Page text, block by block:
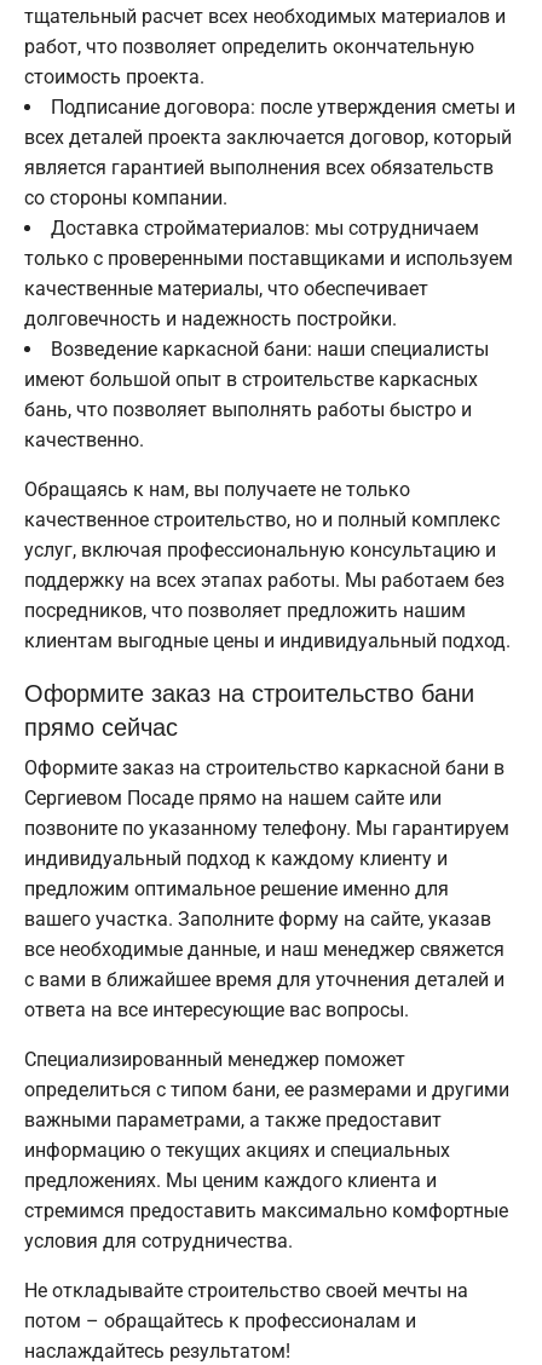
тщательный расчет всех необходимых материалов и
работ, что позволяет определить окончательную
стоимость проекта.
Подписание договора: после утверждения сметы и
всех деталей проекта заключается договор, который
является гарантией выполнения всех обязательств
со стороны компании.
Доставка стройматериалов: мы сотрудничаем
только с проверенными поставщиками и используем
качественные материалы, что обеспечивает
долговечность и надежность постройки.
Возведение каркасной бани: наши специалисты
имеют большой опыт в строительстве каркасных
бань, что позволяет выполнять работы быстро и
качественно.
Обращаясь к нам, вы получаете не только
качественное строительство, но и полный комплекс
услуг, включая профессиональную консультацию и
поддержку на всех этапах работы. Мы работаем без
посредников, что позволяет предложить нашим
клиентам выгодные цены и индивидуальный подход.
Оформите заказ на строительство бани
прямо сейчас
Оформите заказ на строительство каркасной бани в
Сергиевом Посаде прямо на нашем сайте или
позвоните по указанному телефону. Мы гарантируем
индивидуальный подход к каждому клиенту и
предложим оптимальное решение именно для
вашего участка. Заполните форму на сайте, указав
все необходимые данные, и наш менеджер свяжется
с вами в ближайшее время для уточнения деталей и
ответа на все интересующие вас вопросы.
Специализированный менеджер поможет
определиться с типом бани, ее размерами и другими
важными параметрами, а также предоставит
информацию о текущих акциях и специальных
предложениях. Мы ценим каждого клиента и
стремимся предоставить максимально комфортные
условия для сотрудничества.
Не откладывайте строительство своей мечты на
потом – обращайтесь к профессионалам и
наслаждайтесь результатом!